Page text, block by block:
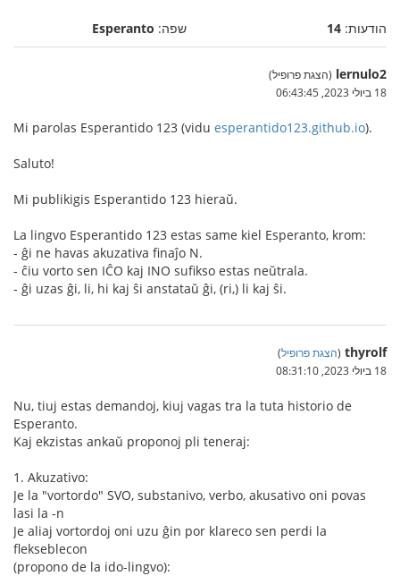
הודעות: 14 שפה: Esperanto
lernulo2 (הצגת פרופיל)
18 ביולי 2023, 06:43:45
Mi parolas Esperantido 123 (vidu esperantido123.github.io).
Saluto!
Mi publikigis Esperantido 123 hieraŭ.
La lingvo Esperantido 123 estas same kiel Esperanto, krom:
- ĝi ne havas akuzativa finaĵo N.
- ĉiu vorto sen IĈO kaj INO sufikso estas neŭtrala.
- ĝi uzas ĝi, li, hi kaj ŝi anstataŭ ĝi, (ri,) li kaj ŝi.
thyrolf
(הצגת פרופיל)
18 ביולי 2023, 08:31:10
Nu, tiuj estas demandoj, kiuj vagas tra la tuta historio de
Esperanto.
Kaj ekzistas ankaŭ proponoj pli teneraj:
1. Akuzativo:
Je la "vortordo" SVO, substanivo, verbo, akusativo oni povas
lasi la -n
Je aliaj vortordoj oni uzu ĝin por klareco sen perdi la
flekseblecon
(propono de la ido-lingvo):